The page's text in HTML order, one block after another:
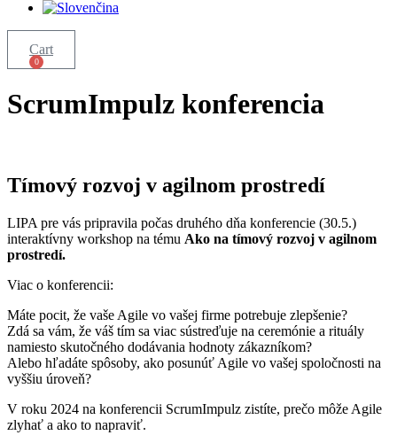
0
Cart
ScrumImpulz konferencia
Tímový rozvoj v agilnom prostredí
LIPA pre vás pripravila počas druhého dňa konferencie (30.5.)
interaktívny workshop na tému Ako na tímový rozvoj v agilnom
prostredí.
Viac o konferencii:
Máte pocit, že vaše Agile vo vašej firme potrebuje zlepšenie?
Zdá sa vám, že váš tím sa viac sústreďuje na ceremónie a rituály
namiesto skutočného dodávania hodnoty zákazníkom?
Alebo hľadáte spôsoby, ako posunúť Agile vo vašej spoločnosti na
vyššiu úroveň?
V roku 2024 na konferencii ScrumImpulz zistíte, prečo môže Agile
zlyhať a ako to napraviť.